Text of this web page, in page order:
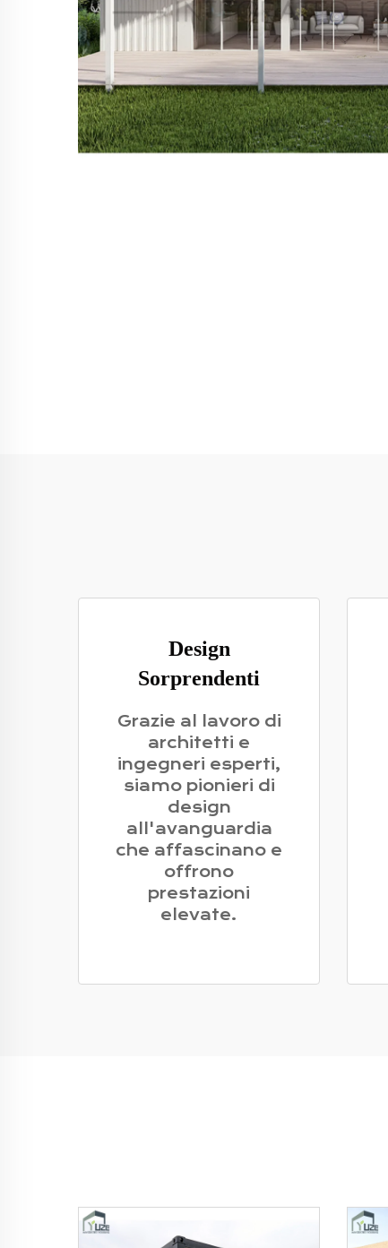
Design
Sorprendenti
Grazie al lavoro di
architetti e
ingegneri esperti,
siamo pionieri di
design
all'avanguardia
che affascinano e
offrono
prestazioni
elevate.